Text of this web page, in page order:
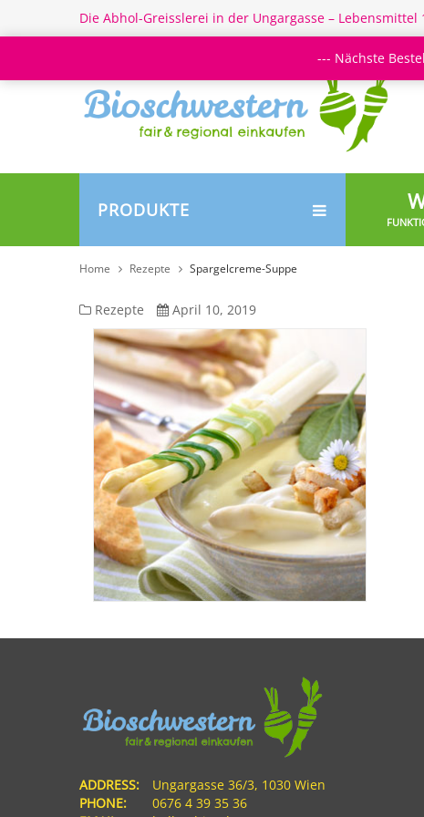
Die Abhol-Greisslerei in der Ungargasse –
PRODUKTE
Home Rezepte Spargelcreme-Suppe
Spargelcreme-
Suppe
Rezepte
April 10, 2019
ADDRESS:
Ungargasse 36/3, 1030 Wien
PHONE:
0676 4 39 35 36
--- Nächste